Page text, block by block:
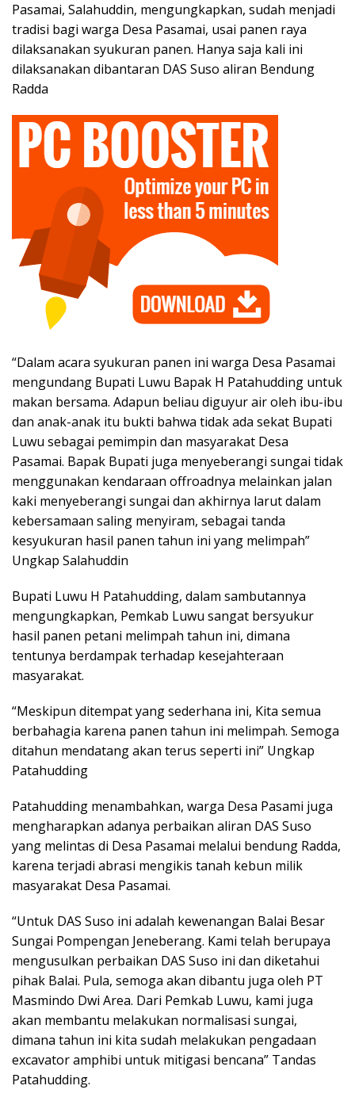
Pasamai, Salahuddin, mengungkapkan, sudah menjadi
tradisi bagi warga Desa Pasamai, usai panen raya
dilaksanakan syukuran panen. Hanya saja kali ini
dilaksanakan dibantaran DAS Suso aliran Bendung
Radda
“Dalam acara syukuran panen ini warga Desa Pasamai
mengundang Bupati Luwu Bapak H Patahudding untuk
makan bersama. Adapun beliau diguyur air oleh ibu-ibu
dan anak-anak itu bukti bahwa tidak ada sekat Bupati
Luwu sebagai pemimpin dan masyarakat Desa
Pasamai. Bapak Bupati juga menyeberangi sungai tidak
menggunakan kendaraan offroadnya melainkan jalan
kaki menyeberangi sungai dan akhirnya larut dalam
kebersamaan saling menyiram, sebagai tanda
kesyukuran hasil panen tahun ini yang melimpah”
Ungkap Salahuddin
Bupati Luwu H Patahudding, dalam sambutannya
mengungkapkan, Pemkab Luwu sangat bersyukur
hasil panen petani melimpah tahun ini, dimana
tentunya berdampak terhadap kesejahteraan
masyarakat.
“Meskipun ditempat yang sederhana ini, Kita semua
berbahagia karena panen tahun ini melimpah. Semoga
ditahun mendatang akan terus seperti ini” Ungkap
Patahudding
Patahudding menambahkan, warga Desa Pasami juga
mengharapkan adanya perbaikan aliran DAS Suso
yang melintas di Desa Pasamai melalui bendung Radda,
karena terjadi abrasi mengikis tanah kebun milik
masyarakat Desa Pasamai.
“Untuk DAS Suso ini adalah kewenangan Balai Besar
Sungai Pompengan Jeneberang. Kami telah berupaya
mengusulkan perbaikan DAS Suso ini dan diketahui
pihak Balai. Pula, semoga akan dibantu juga oleh PT
Masmindo Dwi Area. Dari Pemkab Luwu, kami juga
akan membantu melakukan normalisasi sungai,
dimana tahun ini kita sudah melakukan pengadaan
excavator amphibi untuk mitigasi bencana” Tandas
Patahudding.